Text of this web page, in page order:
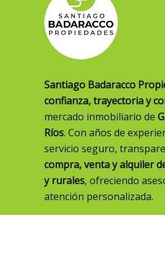
Santiago Badaracco
confianza, trayectoria y
mercado inmobiliario de
Ríos. Con años de
servicio seguro,
compra, venta y alquiler
y rurales, ofreciendo
atención personalizada.